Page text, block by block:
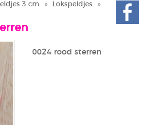
3 cm » Lokspeldjes
»
0024 rood sterren